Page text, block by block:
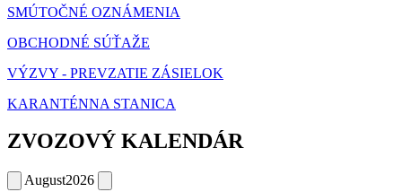
SMÚTOČNÉ OZNÁMENIA
OBCHODNÉ SÚŤAŽE
VÝZVY - PREVZATIE ZÁSIELOK
KARANTÉNNA STANICA
ZVOZOVÝ KALENDÁR
August2026